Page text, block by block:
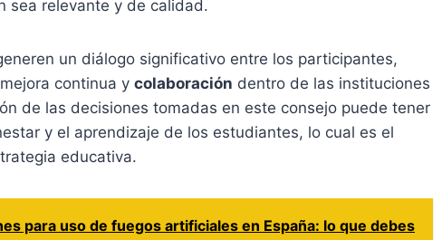
sea relevante y de calidad.
un diálogo significativo entre los participantes,
continua y colaboración dentro de las instituciones
de las decisiones tomadas en este consejo puede tener
y el aprendizaje de los estudiantes, lo cual es el
educativa.
para uso de fuegos artificiales en España: lo que debes